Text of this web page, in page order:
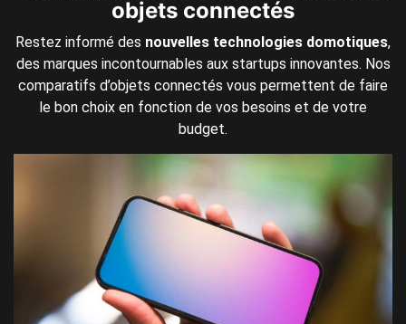
objets connectés
Restez informé des nouvelles technologies domotiques,
des marques incontournables aux startups innovantes. Nos
comparatifs d’objets connectés vous permettent de faire
le bon choix en fonction de vos besoins et de votre
budget.